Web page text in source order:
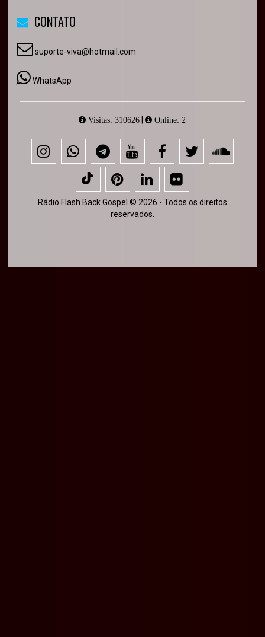
CONTATO
suporte-viva@hotmail.com
WhatsApp
Visitas: 310626 | Online: 2
Rádio Flash Back Gospel © 2026 - Todos os direitos
reservados.